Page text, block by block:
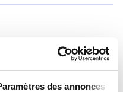
des annonces
toutes mes pensées
!!! Plein d’ondes